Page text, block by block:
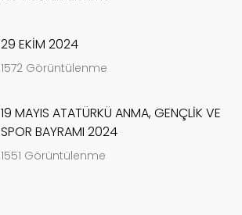
29 EKİM 2024
1572 Görüntülenme
19 MAYIS ATATÜRKÜ ANMA, GENÇLİK VE
SPOR BAYRAMI 2024
1551 Görüntülenme